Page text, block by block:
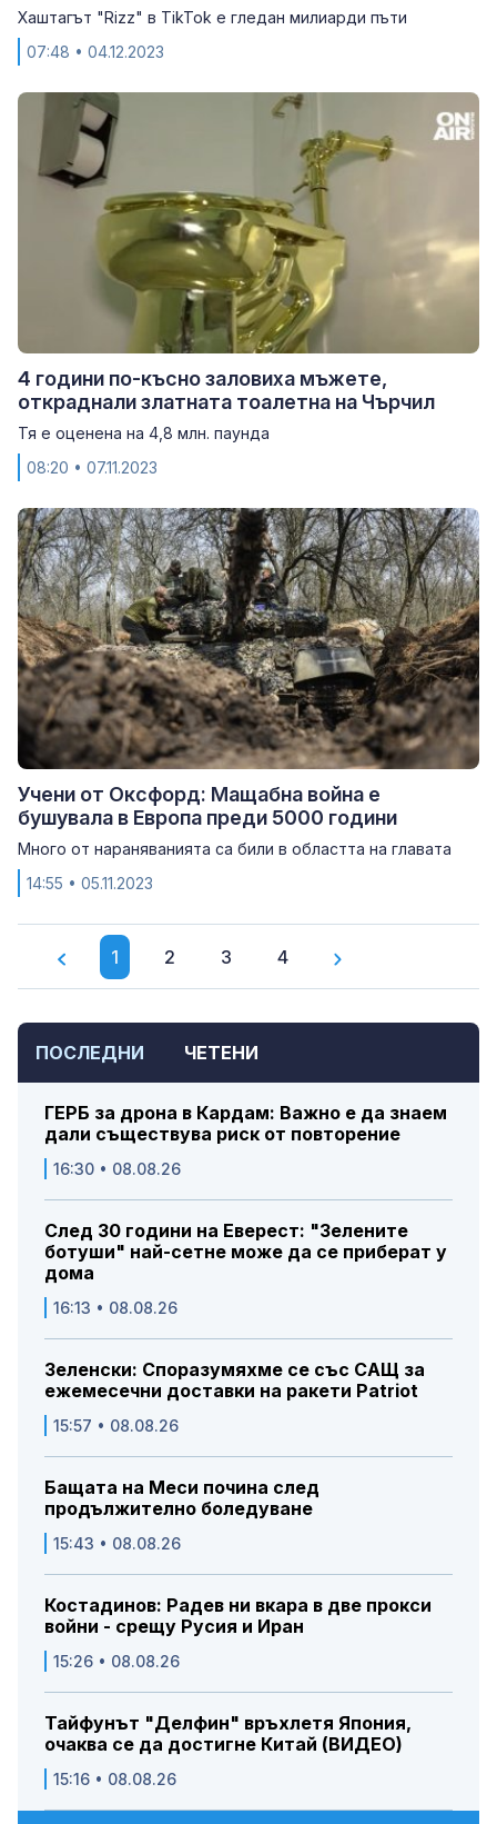
Хаштагът "Rizz" в TikTok е гледан милиарди пъти
07:48 • 04.12.2023
4 години по-късно заловиха мъжете,
откраднали златната тоалетна на Чърчил
Тя е оценена на 4,8 млн. паунда
08:20 • 07.11.2023
Учени от Оксфорд: Мащабна война е
бушувала в Европа преди 5000 години
Mного от нараняванията са били в областта на главата
14:55 • 05.11.2023
1 2 3 4
ПОСЛЕДНИ ЧЕТЕНИ
ГЕРБ за дрона в Кардам: Важно е да знаем
дали съществува риск от повторение
16:30 • 08.08.26
След 30 години на Еверест: "Зелените
ботуши" най-сетне може да се приберат у
дома
16:13 • 08.08.26
Зеленски: Споразумяхме се със САЩ за
ежемесечни доставки на ракети Patriot
15:57 • 08.08.26
Бащата на Меси почина след
продължително боледуване
15:43 • 08.08.26
Костадинов: Радев ни вкара в две прокси
войни - срещу Русия и Иран
15:26 • 08.08.26
Тайфунът "Делфин" връхлетя Япония,
очаква се да достигне Китай (ВИДЕО)
15:16 • 08.08.26